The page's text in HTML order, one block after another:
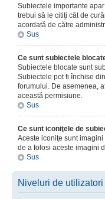
Subiectele importante
trebui să le citiţi cât de
acordată de către
Sus
Ce sunt subiectele
Subiectele blocate sunt
Subiectele pot fi închise
forumului. De asemenea,
această permisiune.
Sus
Ce sunt iconiţele de
Aceste iconiţe sunt
de a folosi aceste imagini
Sus
Niveluri de